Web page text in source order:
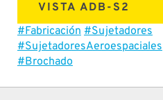
VISTA ADB-S2
#Fabricación #Sujetadores
#SujetadoresAeroespaciales
#Brochado